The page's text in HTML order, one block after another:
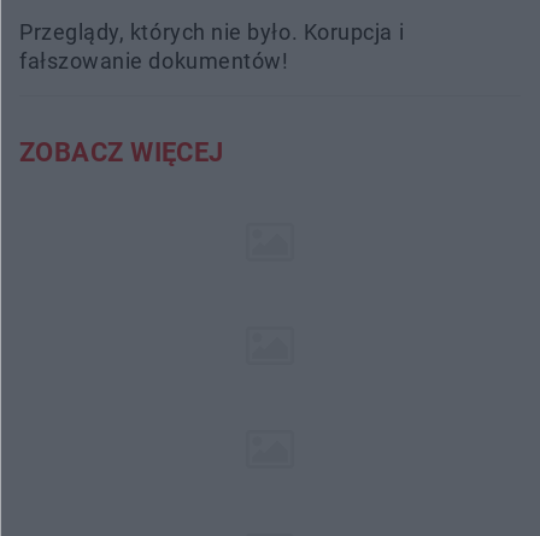
Przeglądy, których nie było. Korupcja i
fałszowanie dokumentów!
ZOBACZ WIĘCEJ